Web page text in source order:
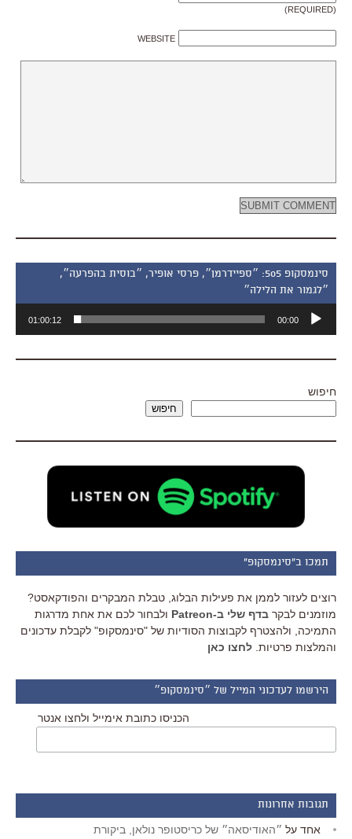
(REQUIRED)
WEBSITE
סינמסקופ 505: ״ספיידרמן״, פרסי אופיר, ״בוסית בהפרעה״,
״לגמור את הלילה״
אודיו
00:00
01:00:12
חיפוש
חיפוש
תמכו ב"סינמסקופ"
רוצים לעזור לממן את פעילות הבלוג, טבלת המבקרים והפודקאסט?
מוזמנים לבקר בדף שלי ב-Patreon
ולבחור לכם את אחת מדרגות
התמיכה, ולהצטרף לקבוצות הסודיות של "סינמסקופ" לקבלת עדכונים
והמלצות פרטיות. לחצו כאן
הירשמו לעדכוני המייל של ״סינמסקופ״
הכניסו כתובת אימייל ולחצו אנטר
תגובות אחרונות
אחד על ״האודיסאה״ של כריסטופר נולאן, ביקורת